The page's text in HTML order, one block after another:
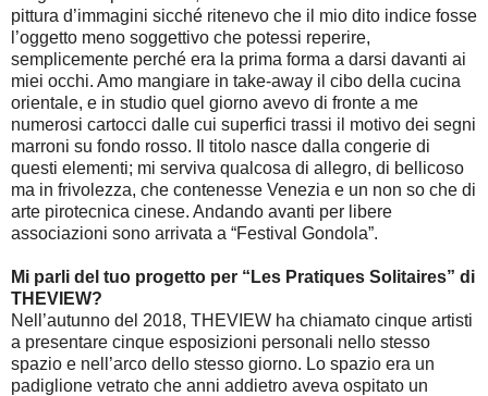
pittura d’immagini sicché ritenevo che il mio dito indice fosse
l’oggetto meno soggettivo che potessi reperire,
semplicemente perché era la prima forma a darsi davanti ai
miei occhi. Amo mangiare in take-away il cibo della cucina
orientale, e in studio quel giorno avevo di fronte a me
numerosi cartocci dalle cui superfici trassi il motivo dei segni
marroni su fondo rosso. Il titolo nasce dalla congerie di
questi elementi; mi serviva qualcosa di allegro, di bellicoso
ma in frivolezza, che contenesse Venezia e un non so che di
arte pirotecnica cinese. Andando avanti per libere
associazioni sono arrivata a “Festival Gondola”.
Mi parli del tuo progetto per “Les Pratiques Solitaires” di
THEVIEW?
Nell’autunno del 2018, THEVIEW ha chiamato cinque artisti
a presentare cinque esposizioni personali nello stesso
spazio e nell’arco dello stesso giorno. Lo spazio era un
padiglione vetrato che anni addietro aveva ospitato un